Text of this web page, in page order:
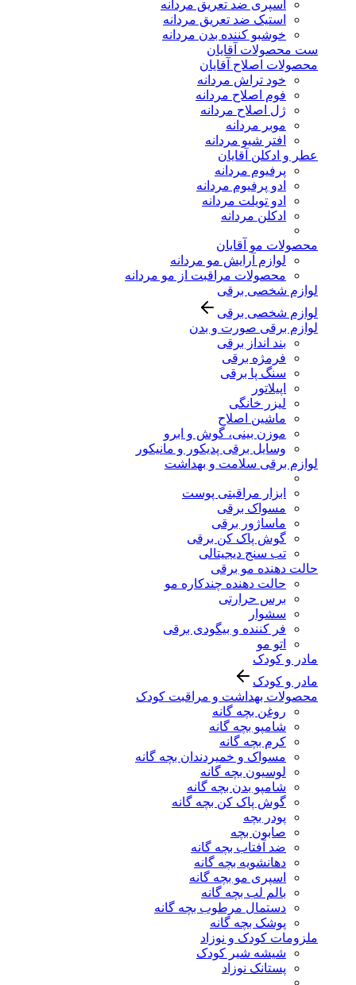
اسپری ضد تعریق مردانه
استیک ضد تعریق مردانه
خوشبو کننده بدن مردانه
ست محصولات آقایان
محصولات اصلاح آقایان
خود تراش مردانه
فوم اصلاح مردانه
ژل اصلاح مردانه
موبر مردانه
افتر شیو مردانه
عطر و ادکلن آقایان
پرفیوم مردانه
ادو پرفیوم مردانه
ادو تویلت مردانه
ادکلن مردانه
محصولات مو آقایان
لوازم آرایش مو مردانه
محصولات مراقبت از مو مردانه
لوازم شخصی برقی
لوازم شخصی برقی
لوازم برقی صورت و بدن
بند انداز برقی
فرمژه برقی
سنگ پا برقی
اپیلاتور
لیزر خانگی
ماشین اصلاح
موزن بینی، گوش و ابرو
وسایل برقی پدیکور و مانیکور
لوازم برقی سلامت و بهداشت
ابزار مراقبتی پوست
مسواک برقی
ماساژور برقی
گوش پاک کن برقی
تب سنج دیجیتالی
حالت دهنده مو برقی
حالت دهنده چندکاره مو
برس حرارتی
سشوار
فر کننده و بیگودی برقی
اتو مو
مادر و کودک
مادر و کودک
محصولات بهداشت و مراقبت کودک
روغن بچه گانه
شامپو بچه گانه
کرم بچه گانه
مسواک و خمیردندان بچه گانه
لوسیون بچه گانه
شامپو بدن بچه گانه
گوش پاک کن بچه گانه
پودر بچه
صابون بچه
ضد آفتاب بچه گانه
دهانشویه بچه گانه
اسپری مو بچه گانه
بالم لب بچه گانه
دستمال مرطوب بچه گانه
پوشک بچه گانه
ملزومات کودک و نوزاد
شیشه شیر کودک
پستانک نوزاد